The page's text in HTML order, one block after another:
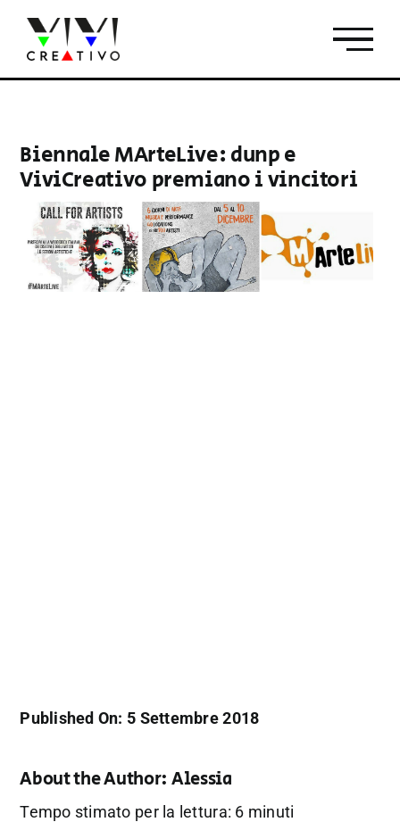
contenuto
Biennale MArteLive: dunp e
ViviCreativo premiano i vincitori
Published On: 5 Settembre 2018
About the Author: Alessia
Tempo stimato per la lettura: 6 minuti